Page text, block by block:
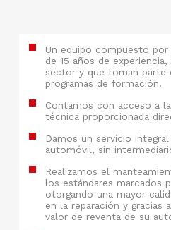
Un equipo compuesto
de 15 años de
sector y que toman parte
programas de formación.
Contamos con acceso a
técnica proporcionada
Damos un servicio
automóvil, sin
Realizamos el
los estándares marcados
otorgando una mayor
en la reparación y gracias
valor de reventa de su